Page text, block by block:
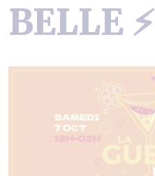
BELLE ⚡️